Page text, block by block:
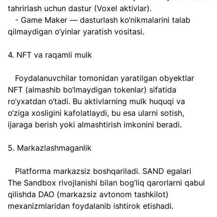
tahrirlash uchun dastur (Voxel aktivlar).
qilmaydigan o‘yinlar yaratish vositasi.
4. NFT va raqamli mulk
NFT (almashib bo‘lmaydigan tokenlar) sifatida
ro‘yxatdan o‘tadi. Bu aktivlarning mulk huquqi va
o‘ziga xosligini kafolatlaydi, bu esa ularni sotish,
ijaraga berish yoki almashtirish imkonini beradi.
5. Markazlashmaganlik
The Sandbox rivojlanishi bilan bog‘liq qarorlarni qabul
qilishda DAO (markazsiz avtonom tashkilot)
mexanizmlaridan foydalanib ishtirok etishadi.